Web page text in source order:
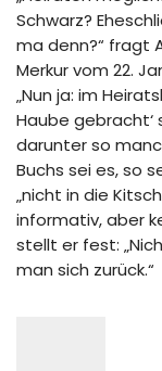
Schwarz?
ma denn?“ fragt
Merkur vom 22.
„Nun ja: im
Haube
darunter so
Buchs sei es, so
„nicht in die
informativ, aber
stellt er fest:
man sich zurück.“